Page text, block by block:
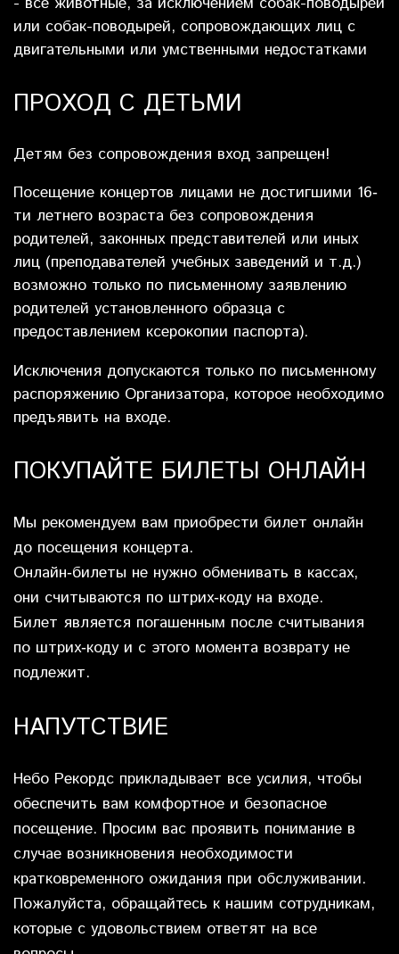
или собак-поводырей, сопровождающих лиц с
двигательными или умственными недостатками
ПРОХОД С ДЕТЬМИ
Детям без сопровождения вход запрещен!
Посещение концертов лицами не достигшими 16‐
ти летнего возраста без сопровождения
родителей, законных представителей или иных
лиц (преподавателей учебных заведений и т.д.)
возможно только по письменному заявлению
родителей установленного образца с
предоставлением ксерокопии паспорта).
Исключения допускаются только по письменному
распоряжению Организатора, которое необходимо
предъявить на входе.
ПОКУПАЙТЕ БИЛЕТЫ ОНЛАЙН
Мы рекомендуем вам приобрести билет онлайн
до посещения концерта.
Онлайн‐билеты не нужно обменивать в кассах,
они считываются по штрих‐коду на входе.
Билет является погашенным после считывания
по штрих‐коду и с этого момента возврату не
подлежит.
НАПУТСТВИЕ
Небо Рекордс прикладывает все усилия, чтобы
обеспечить вам комфортное и безопасное
посещение. Просим вас проявить понимание в
случае возникновения необходимости
кратковременного ожидания при обслуживании.
Пожалуйста, обращайтесь к нашим сотрудникам,
которые с удовольствием ответят на все